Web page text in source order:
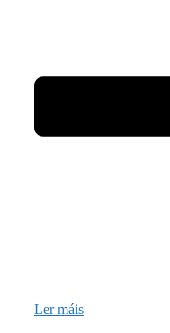
Ler máis